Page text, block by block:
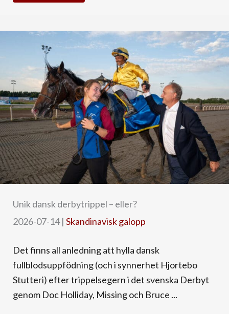
Unik dansk derbytrippel – eller?
2026-07-14| Skandinavisk galopp
Det finns all anledning att hylla dansk
fullblodsuppfödning (och i synnerhet Hjortebo
Stutteri) efter trippelsegern i det svenska Derbyt
genom Doc Holliday, Missing och Bruce ...